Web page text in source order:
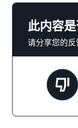
此内容是
请分享您的反